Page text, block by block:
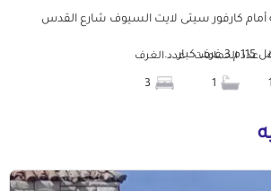
أمام كارفور سيتى لايت السيوف شارع القدس
...عدد الحمامات عدد الغرف